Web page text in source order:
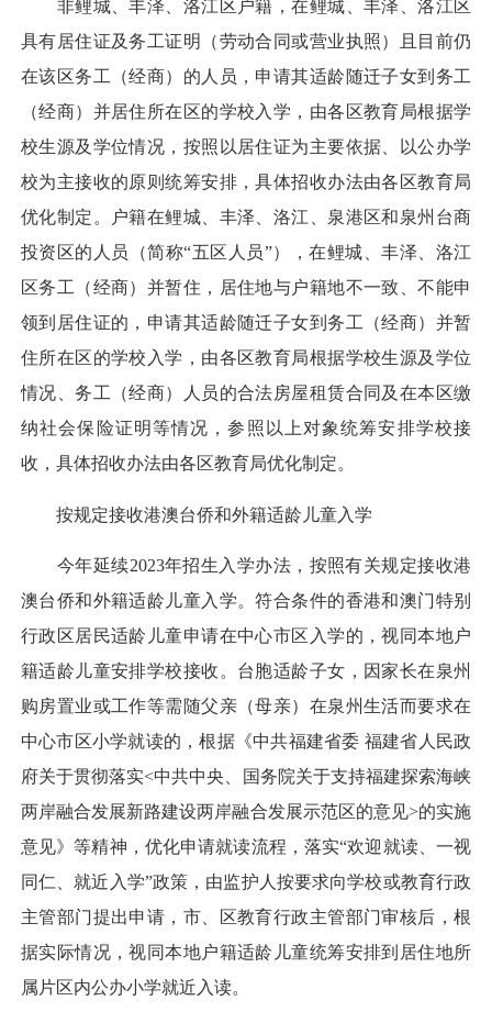
非鲤城、丰泽、洛江区户籍，在鲤城、丰泽、洛江区
具有居住证及务工证明（劳动合同或营业执照）且目前仍
在该区务工（经商）的人员，申请其适龄随迁子女到务工
（经商）并居住所在区的学校入学，由各区教育局根据学
校生源及学位情况，按照以居住证为主要依据、以公办学
校为主接收的原则统筹安排，具体招收办法由各区教育局
优化制定。户籍在鲤城、丰泽、洛江、泉港区和泉州台商
投资区的人员（简称“五区人员”），在鲤城、丰泽、洛江
区务工（经商）并暂住，居住地与户籍地不一致、不能申
领到居住证的，申请其适龄随迁子女到务工（经商）并暂
住所在区的学校入学，由各区教育局根据学校生源及学位
情况、务工（经商）人员的合法房屋租赁合同及在本区缴
纳社会保险证明等情况，参照以上对象统筹安排学校接
收，具体招收办法由各区教育局优化制定。
按规定接收港澳台侨和外籍适龄儿童入学
今年延续2023年招生入学办法，按照有关规定接收港
澳台侨和外籍适龄儿童入学。符合条件的香港和澳门特别
行政区居民适龄儿童申请在中心市区入学的，视同本地户
籍适龄儿童安排学校接收。台胞适龄子女，因家长在泉州
购房置业或工作等需随父亲（母亲）在泉州生活而要求在
中心市区小学就读的，根据《中共福建省委 福建省人民政
府关于贯彻落实<中共中央、国务院关于支持福建探索海峡
两岸融合发展新路建设两岸融合发展示范区的意见>的实施
意见》等精神，优化申请就读流程，落实“欢迎就读、一视
同仁、就近入学”政策，由监护人按要求向学校或教育行政
主管部门提出申请，市、区教育行政主管部门审核后，根
据实际情况，视同本地户籍适龄儿童统筹安排到居住地所
属片区内公办小学就近入读。